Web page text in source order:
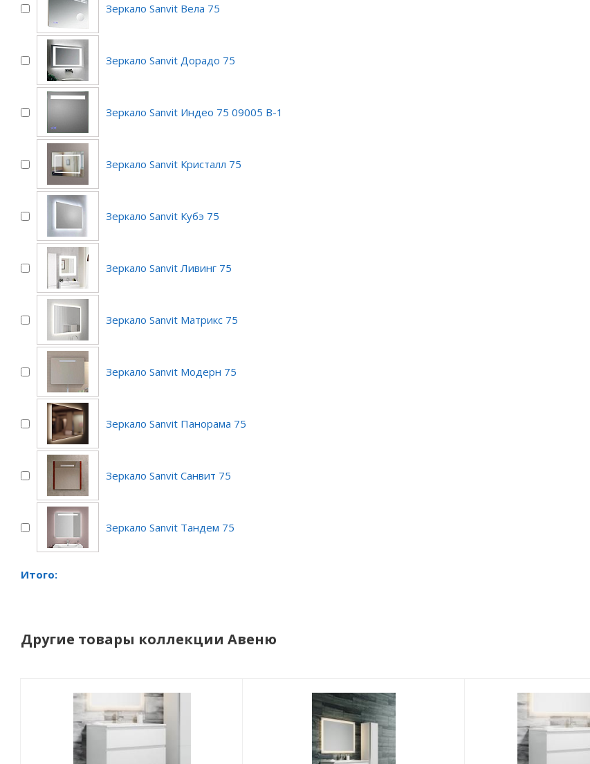
Зеркало Sanvit Вела 75
Зеркало Sanvit Дорадо 75
Зеркало Sanvit Индео 75 09005 B-1
Зеркало Sanvit Кристалл 75
Зеркало Sanvit Кубэ 75
Зеркало Sanvit Ливинг 75
Зеркало Sanvit Матрикс 75
Зеркало Sanvit Модерн 75
Зеркало Sanvit Панорама 75
Зеркало Sanvit Санвит 75
Зеркало Sanvit Тандем 75
Итого:
Другие товары коллекции Авеню